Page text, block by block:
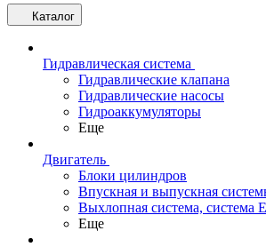
Каталог
Гидравлическая система
Гидравлические клапана
Гидравлические насосы
Гидроаккумуляторы
Еще
Двигатель
Блоки цилиндров
Впускная и выпускная
Выхлопная система, система
Еще